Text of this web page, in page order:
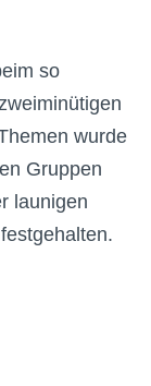
so
wurde
Gruppen
launigen